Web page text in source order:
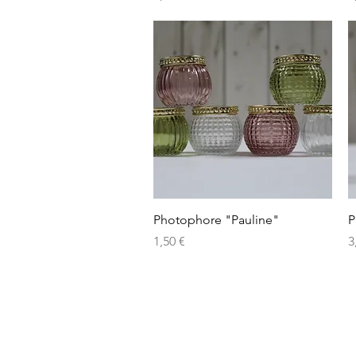
Aperçu rapide
Photophore "Pauline"
Prix
1,50 €